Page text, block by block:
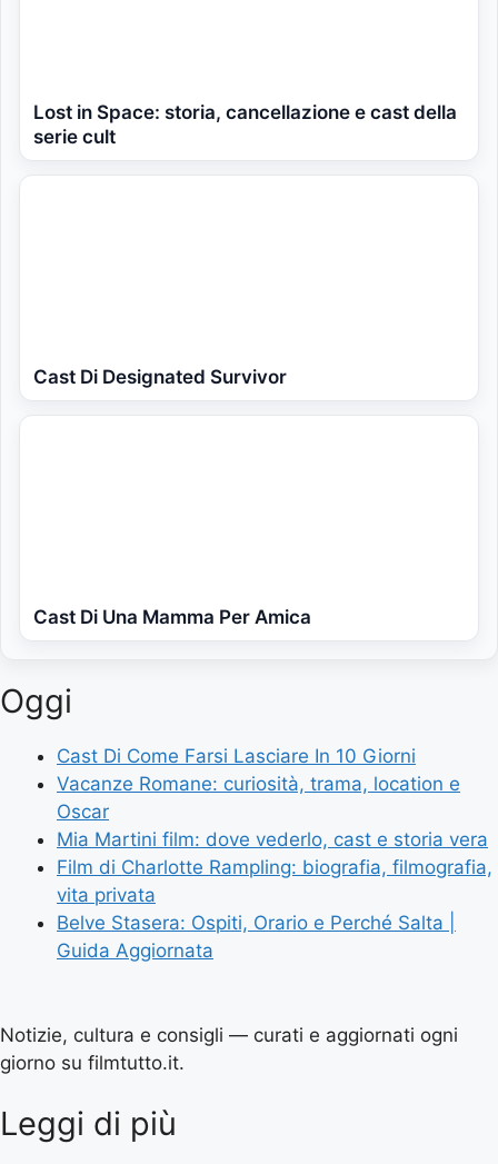
Lost in Space: storia, cancellazione e cast della
serie cult
Cast Di Designated Survivor
Cast Di Una Mamma Per Amica
Oggi
Cast Di Come Farsi Lasciare In 10 Giorni
Vacanze Romane: curiosità, trama, location e
Oscar
Mia Martini film: dove vederlo, cast e storia vera
Film di Charlotte Rampling: biografia, filmografia,
vita privata
Belve Stasera: Ospiti, Orario e Perché Salta |
Guida Aggiornata
Notizie, cultura e consigli — curati e aggiornati ogni
giorno su filmtutto.it.
Leggi di più